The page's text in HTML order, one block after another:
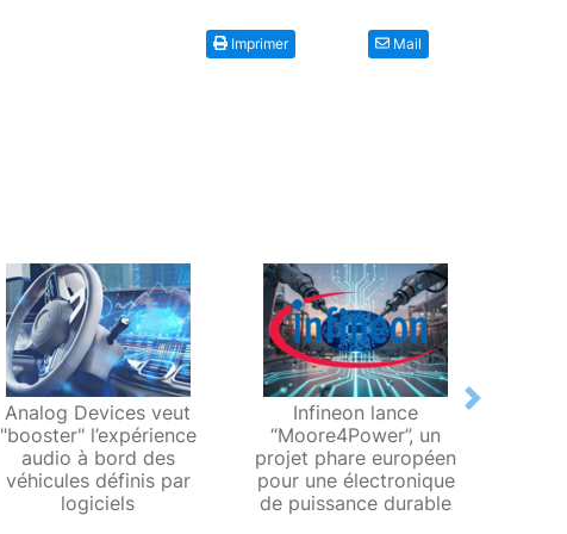
Imprimer Mail
Analog Devices veut
"booster" l’expérience
audio à bord des
véhicules définis par
logiciels
Infineon lance
“Moore4Power”, un
projet phare européen
pour une électronique
de puissance durable
Next